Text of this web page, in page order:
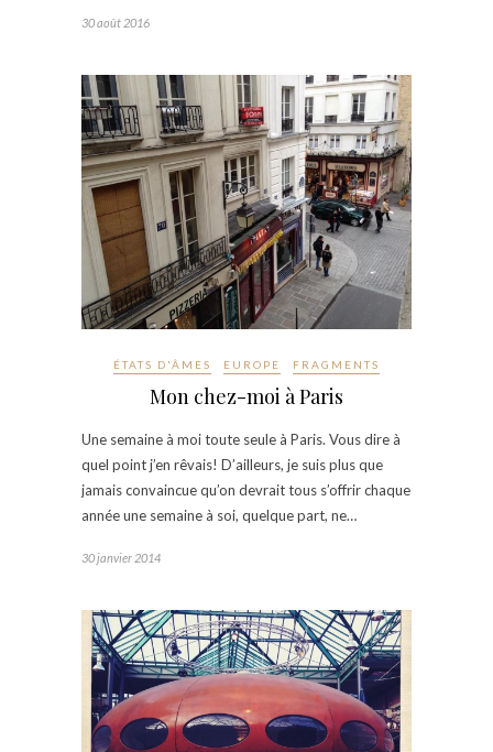
30 août 2016
ÉTATS D'ÂMES EUROPE FRAGMENTS
Mon chez-moi à Paris
Une semaine à moi toute seule à Paris. Vous dire à
quel point j’en rêvais! D’ailleurs, je suis plus que
jamais convaincue qu’on devrait tous s’offrir chaque
année une semaine à soi, quelque part, ne…
30 janvier 2014